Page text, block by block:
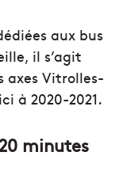
aux bus
il s’agit
axes Vitrolles-
à 2020-2021.
minutes